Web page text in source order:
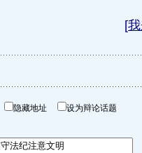
[
隐藏地址 设为辩论话题